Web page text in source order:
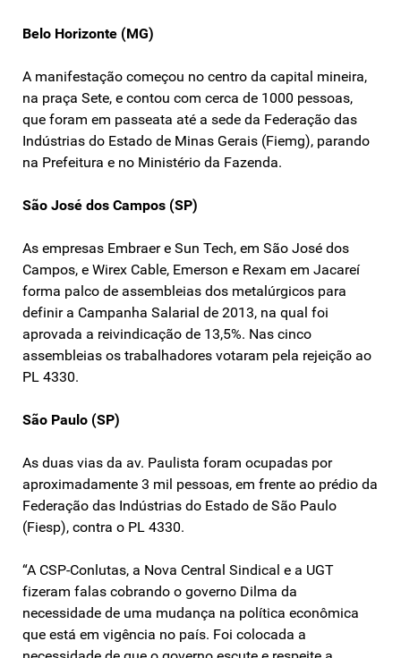
Belo Horizonte (MG)
A manifestação começou no centro da capital mineira,
na praça Sete, e contou com cerca de 1000 pessoas,
que foram em passeata até a sede da Federação das
Indústrias do Estado de Minas Gerais (Fiemg), parando
na Prefeitura e no Ministério da Fazenda.
São José dos Campos (SP)
As empresas Embraer e Sun Tech, em São José dos
Campos, e Wirex Cable, Emerson e Rexam em Jacareí
forma palco de assembleias dos metalúrgicos para
definir a Campanha Salarial de 2013, na qual foi
aprovada a reivindicação de 13,5%. Nas cinco
assembleias os trabalhadores votaram pela rejeição ao
PL 4330.
São Paulo (SP)
As duas vias da av. Paulista foram ocupadas por
aproximadamente 3 mil pessoas, em frente ao prédio da
Federação das Indústrias do Estado de São Paulo
(Fiesp), contra o PL 4330.
“A CSP-Conlutas, a Nova Central Sindical e a UGT
fizeram falas cobrando o governo Dilma da
necessidade de uma mudança na política econômica
que está em vigência no país. Foi colocada a